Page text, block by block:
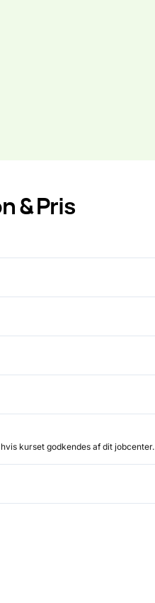
& Pris
kurset godkendes af dit jobcenter.